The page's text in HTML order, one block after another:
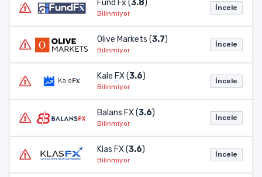
Fund Fx (3.8)
Bilinmiyor
İncele
Olive Markets (3.7)
Bilinmiyor
İncele
Kale FX (3.6)
Bilinmiyor
İncele
Balans FX (3.6)
Bilinmiyor
İncele
Klas FX (3.6)
Bilinmiyor
İncele